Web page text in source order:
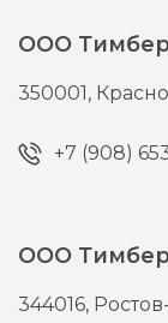
ООО
350001,
+7 (908)
ООО
344016,